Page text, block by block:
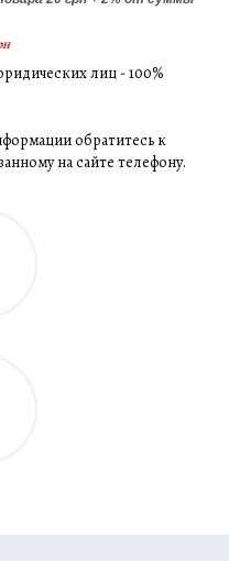
лиц - 100%
обратитесь к
на сайте телефону.